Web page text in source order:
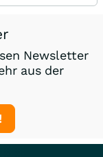
Newsletter
aus der